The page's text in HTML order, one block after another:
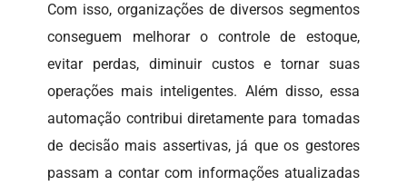
Com isso, organizações de diversos segmentos
conseguem melhorar o controle de estoque,
evitar perdas, diminuir custos e tornar suas
operações mais inteligentes. Além disso, essa
automação contribui diretamente para tomadas
de decisão mais assertivas, já que os gestores
passam a contar com informações atualizadas